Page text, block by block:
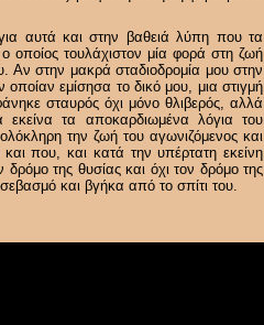
αυτά και στην βαθειά λύπη που τα
τουλάχιστον μία φορά στη ζωή
Αν στην μακρά σταδιοδρομία μου στην
εμίσησα το δικό μου, μια στιγμή
σταυρός όχι μόνο θλιβερός, αλλά
εκείνα τα αποκαρδιωμένα λόγια του
την ζωή του αγωνιζόμενος και
που, και κατά την υπέρτατη εκείνη
δρόμο της θυσίας και όχι τον δρόμο της
και βγήκα από το σπίτι του.